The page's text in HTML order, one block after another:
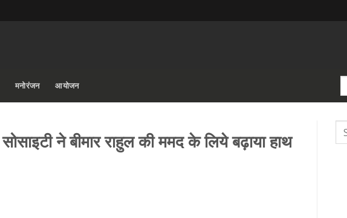
मनोरंजन आयोजन
ने बीमार राहुल की ममद के लिये बढ़ाया हाथ